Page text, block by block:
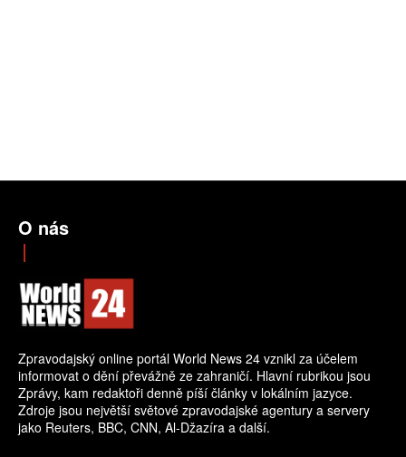
O nás
Zpravodajský online portál World News 24 vznikl za účelem
informovat o dění převážně ze zahraničí. Hlavní rubrikou jsou
Zprávy, kam redaktoři denně píší články v lokálním jazyce.
Zdroje jsou největší světové zpravodajské agentury a servery
jako Reuters, BBC, CNN, Al-Džazíra a další.